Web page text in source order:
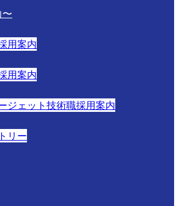
用案内
用案内
ジェット技術職採用案内
リー